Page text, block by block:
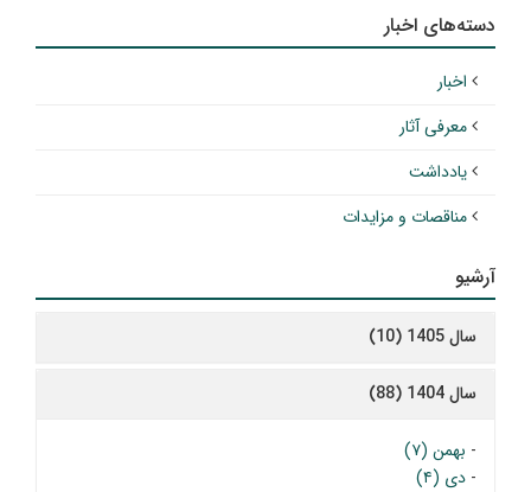
دسته‌های اخبار
اخبار
معرفی آثار
یادداشت
مناقصات و مزایدات
آرشیو
سال 1405 (10)
سال 1404 (88)
- بهمن (۷)
- دی (۴)